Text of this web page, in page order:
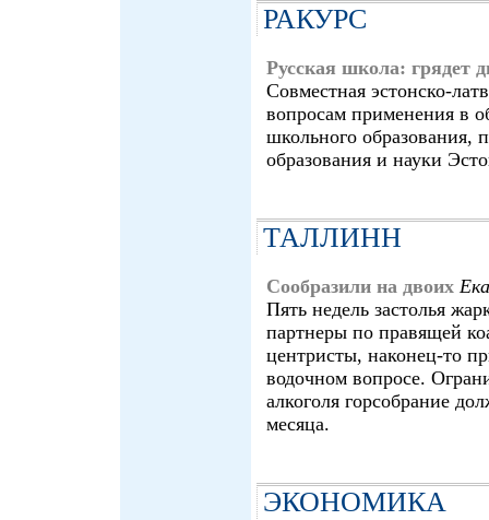
РАКУРС
Русская школа: грядет
Совместная эстонско-
вопросам применения в
школьного
образования и науки
ТАЛЛИНН
Сообразили на двоих
Пять недель застолья
партнеры по правящей
центристы, наконец-то
водочном вопросе.
алкоголя горсобрание
месяца.
ЭКОНОМИКА